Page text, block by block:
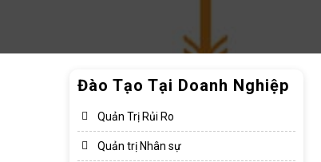
Đào Tạo Tại Doanh Nghiệp
Quản Trị Rủi Ro
Quản trị Nhân sự